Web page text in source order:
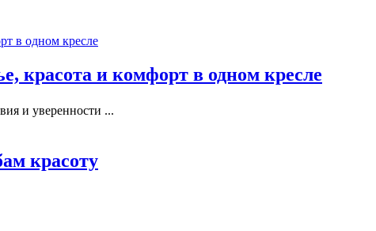
красота и комфорт в одном кресле
и уверенности ...
красоту